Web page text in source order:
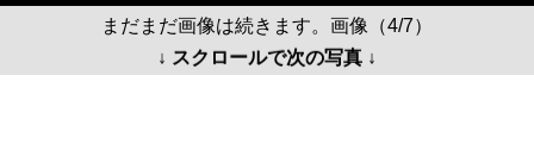
まだまだ画像は続きます。画像（4/7）
↓ スクロールで次の写真 ↓